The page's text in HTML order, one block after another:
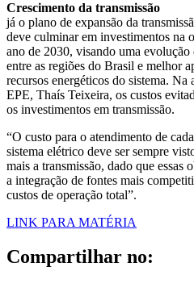
Crescimento da transmissão
já o plano de expansão da
deve culminar em investimentos na
ano de 2030, visando uma evolução
entre as regiões do Brasil e melhor
recursos energéticos do sistema. Na
EPE, Thaís Teixeira, os custos
os investimentos em transmissão.
“O custo para o atendimento de
sistema elétrico deve ser sempre
mais a transmissão, dado que essas
a integração de fontes mais
custos de operação total”.
LINK PARA MATÉRIA
Compartilhar no: